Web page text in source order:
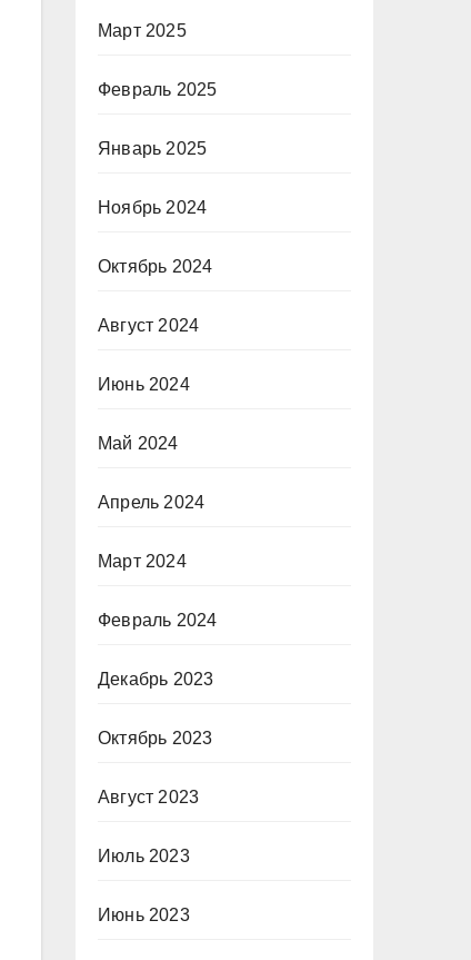
Март 2025
Февраль 2025
Январь 2025
Ноябрь 2024
Октябрь 2024
Август 2024
Июнь 2024
Май 2024
Апрель 2024
Март 2024
Февраль 2024
Декабрь 2023
Октябрь 2023
Август 2023
Июль 2023
Июнь 2023